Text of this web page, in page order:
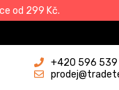
od 299 Kč.
+420 596 539